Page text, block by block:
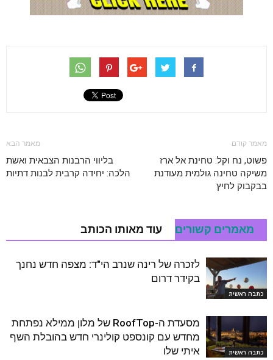
מאמר קודם
פשוט, נח וקל: טחינת אל ארז
משיקה טחינה גולמית מעודנת
בבקבוק לחיץ
מאמר הבא
בליווי הרבנות הצבאית ואשת
הלכה: יחידה קרבית לבנות דתיות
מאמרים קשורים עוד מאותו הכותב
כתבה ראשית
לזכרה של רינה שנרב הי"ד: מצפה חדש נחנך
בקידר דרום
כתבה ראשית
מסעדת ה-RoofTop של מלון ממילא נפתחת
מחדש עם קונספט קולינרי חדש בהובלת השף
איתי שלו